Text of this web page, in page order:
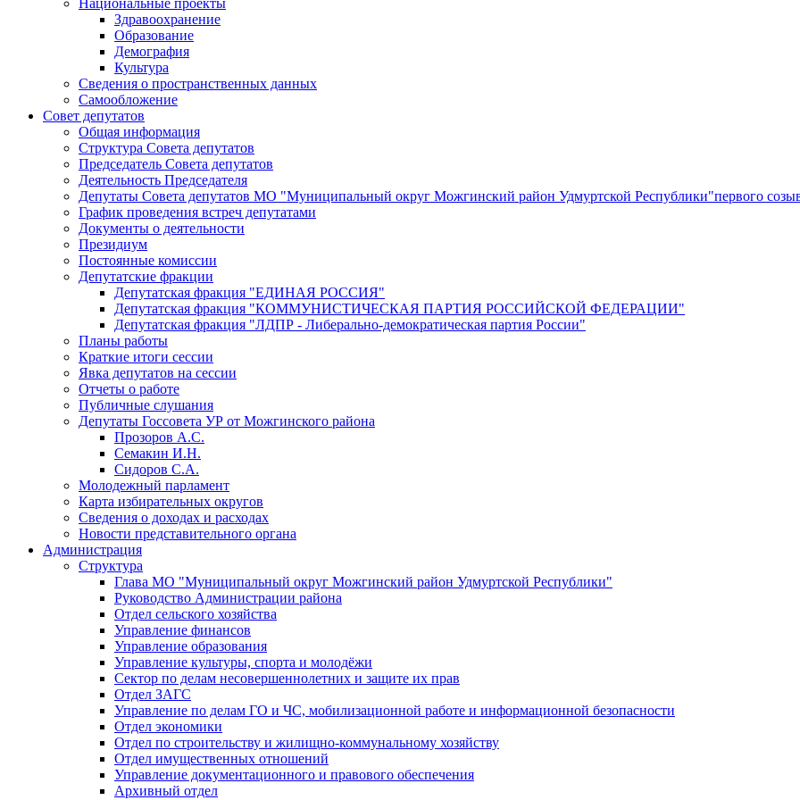
Здравоохранение
Образование
Демография
Культура
Сведения о пространственных данных
Самообложение
Совет депутатов
Общая информация
Структура Совета депутатов
Председатель Совета депутатов
Деятельность Председателя
Депутаты Совета депутатов МО "Муниципальный округ Можгинский район Удмуртской Республики"первого
График проведения встреч депутатами
Документы о деятельности
Президиум
Постоянные комиссии
Депутатские фракции
Депутатская фракция "ЕДИНАЯ РОССИЯ"
Депутатская фракция "КОММУНИСТИЧЕСКАЯ ПАРТИЯ РОССИЙСКОЙ ФЕДЕРАЦИИ"
Депутатская фракция "ЛДПР - Либерально-демократическая партия России"
Планы работы
Краткие итоги сессии
Явка депутатов на сессии
Отчеты о работе
Публичные слушания
Депутаты Госсовета УР от Можгинского района
Прозоров А.С.
Семакин И.Н.
Сидоров С.А.
Молодежный парламент
Карта избирательных округов
Сведения о доходах и расходах
Новости представительного органа
Администрация
Структура
Глава МО "Муниципальный округ Можгинский район Удмуртской Республики"
Руководство Администрации района
Отдел сельского хозяйства
Управление финансов
Управление образования
Управление культуры, спорта и молодёжи
Сектор по делам несовершеннолетних и защите их прав
Отдел ЗАГС
Управление по делам ГО и ЧС, мобилизационной работе и информационной безопасности
Отдел экономики
Отдел по строительству и жилищно-коммунальному хозяйству
Отдел имущественных отношений
Управление документационного и правового обеспечения
Архивный отдел